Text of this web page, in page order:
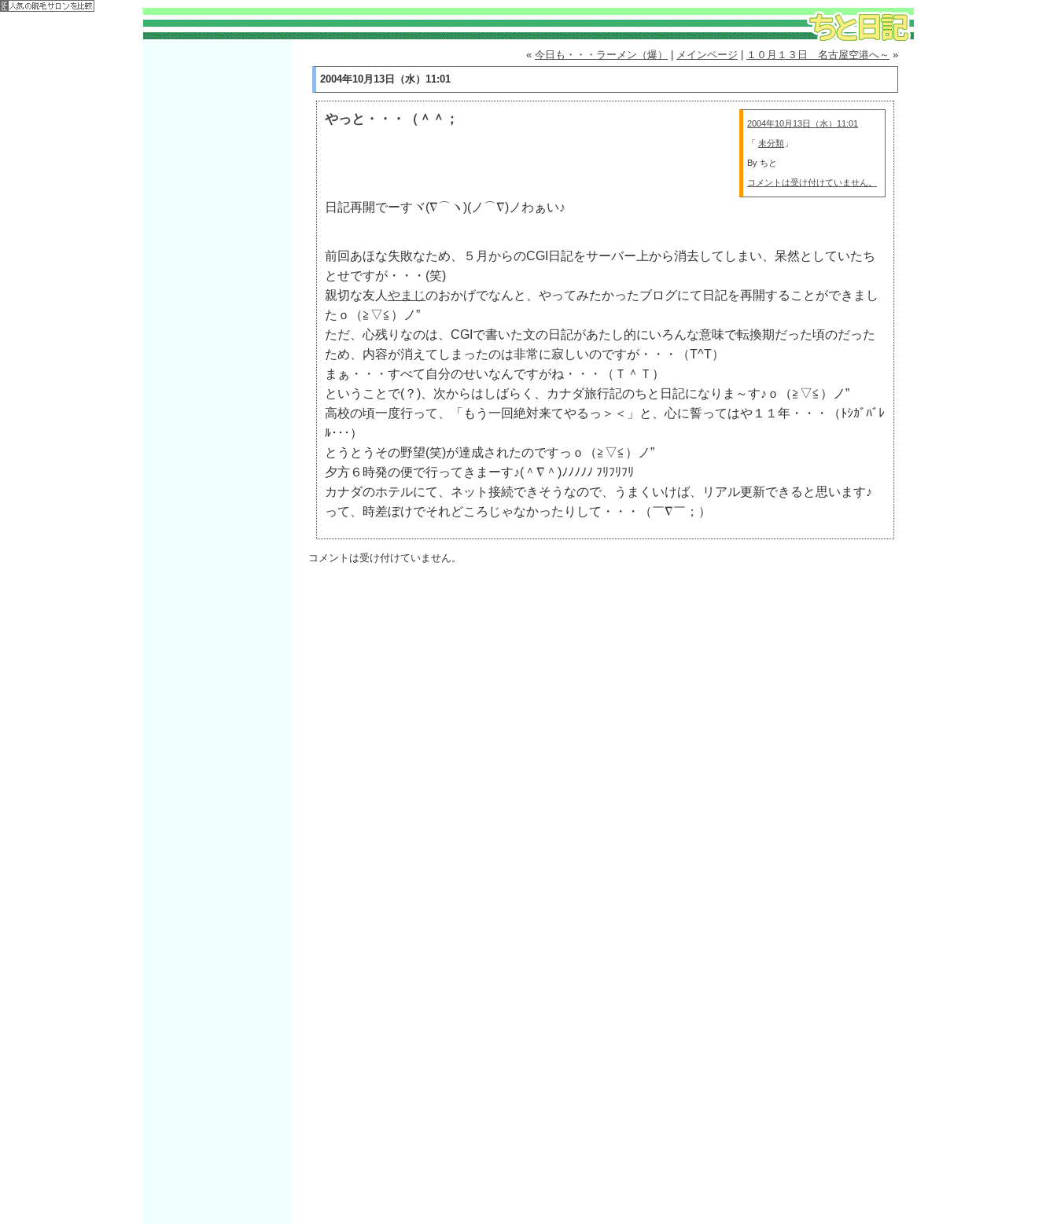
« 今日も・・・ラーメン（爆） メインページ １０月１３日 名古屋空港へ～ »
2004年10月13日（水）11:01
2004年10月13日（水）11:01
「 未分類 」
By ちと
コメントは受け付けていません。
やっと・・・（＾＾；
日記再開でーすヾ(∇⌒ヽ)(ノ⌒∇)ノわぁい♪
前回あほな失敗なため、５月からのCGI日記をサーバー上から消去してしまい、呆然としていたち
とせですが・・・(笑)
親切な友人 やまじのおかげでなんと、やってみたかったブログにて日記を再開することができまし
たｏ（≧▽≦）ノ”
ただ、心残りなのは、CGIで書いた文の日記があたし的にいろんな意味で転換期だった頃のだった
ため、内容が消えてしまったのは非常に寂しいのですが・・・（T^T）
まぁ・・・すべて自分のせいなんですがね・・・（Ｔ＾Ｔ）
ということで(？)、次からはしばらく、カナダ旅行記のちと日記になりま～す♪ｏ（≧▽≦）ノ”
高校の頃一度行って、「もう一回絶対来てやるっ＞＜」と、心に誓ってはや１１年・・・（ﾄｼｶﾞﾊﾞﾚ
ﾙ･･･）
とうとうその野望(笑)が達成されたのですっｏ（≧▽≦）ノ”
夕方６時発の便で行ってきまーす♪(＾∇＾)ﾉﾉﾉﾉﾉ ﾌﾘﾌﾘﾌﾘ
カナダのホテルにて、ネット接続できそうなので、うまくいけば、リアル更新できると思います♪
って、時差ぼけでそれどころじゃなかったりして・・・（￣∇￣；）
コメントは受け付けていません。